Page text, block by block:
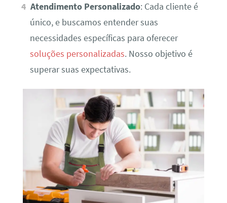
Atendimento Personalizado: Cada cliente é
único, e buscamos entender suas
necessidades específicas para oferecer
soluções personalizadas. Nosso objetivo é
superar suas expectativas.